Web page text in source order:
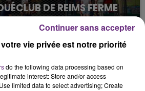
DE REIMS FERME
du centre-ville
JouéClub est contraint de
vie privée est notre priorité
do the following data processing based on
interest: Store and/or access
limited data to select advertising; Create
Continuer sans accepter